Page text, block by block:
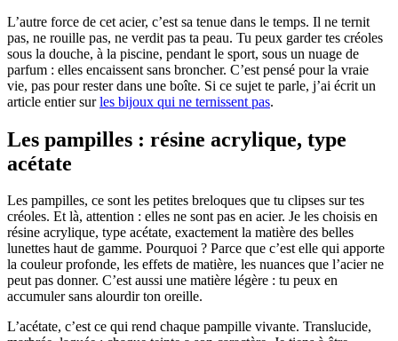
L’autre force de cet acier, c’est sa tenue dans le temps. Il ne ternit
pas, ne rouille pas, ne verdit pas ta peau. Tu peux garder tes créoles
sous la douche, à la piscine, pendant le sport, sous un nuage de
parfum : elles encaissent sans broncher. C’est pensé pour la vraie
vie, pas pour rester dans une boîte. Si ce sujet te parle, j’ai écrit un
article entier surles bijoux qui ne ternissent pas.
Les pampilles : résine acrylique, type
acétate
Les pampilles, ce sont les petites breloques que tu clipses sur tes
créoles. Et là, attention : elles ne sont pas en acier. Je les choisis en
résine acrylique, type acétate, exactement la matière des belles
lunettes haut de gamme. Pourquoi ? Parce que c’est elle qui apporte
la couleur profonde, les effets de matière, les nuances que l’acier ne
peut pas donner. C’est aussi une matière légère : tu peux en
accumuler sans alourdir ton oreille.
L’acétate, c’est ce qui rend chaque pampille vivante. Translucide,